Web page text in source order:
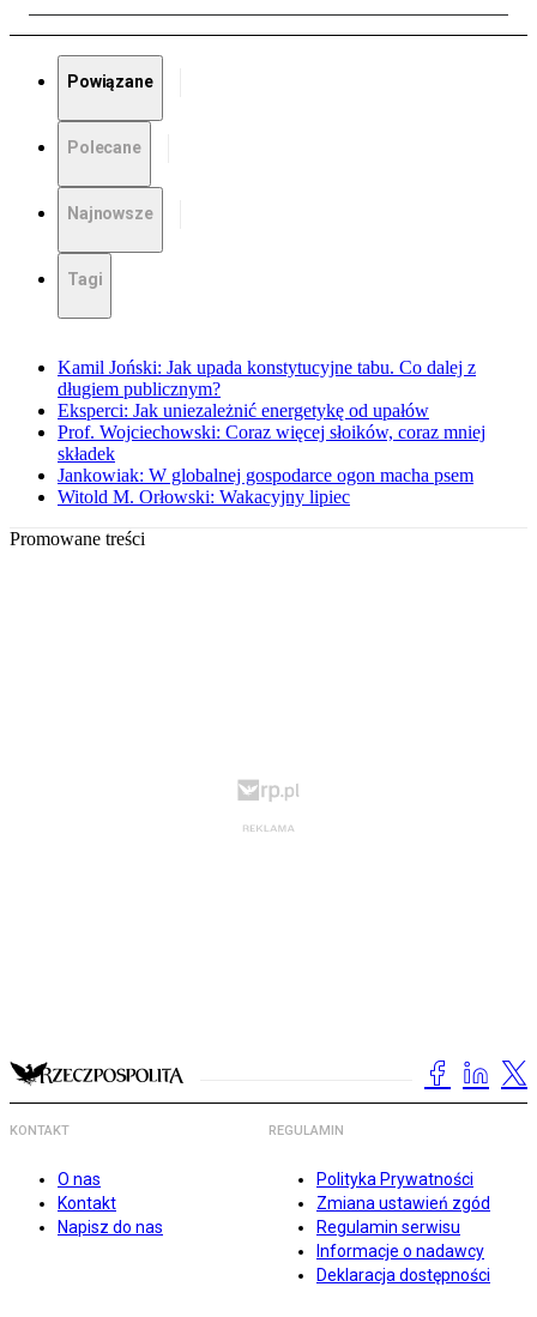
Powiązane
Polecane
Najnowsze
Tagi
Kamil Joński: Jak upada konstytucyjne tabu. Co dalej z
długiem publicznym?
Eksperci: Jak uniezależnić energetykę od upałów
Prof. Wojciechowski: Coraz więcej słoików, coraz mniej
składek
Jankowiak: W globalnej gospodarce ogon macha psem
Witold M. Orłowski: Wakacyjny lipiec
Promowane treści
KONTAKT
O nas
Kontakt
Napisz do nas
REGULAMIN
Polityka Prywatności
Zmiana ustawień zgód
Regulamin serwisu
Informacje o nadawcy
Deklaracja dostępności